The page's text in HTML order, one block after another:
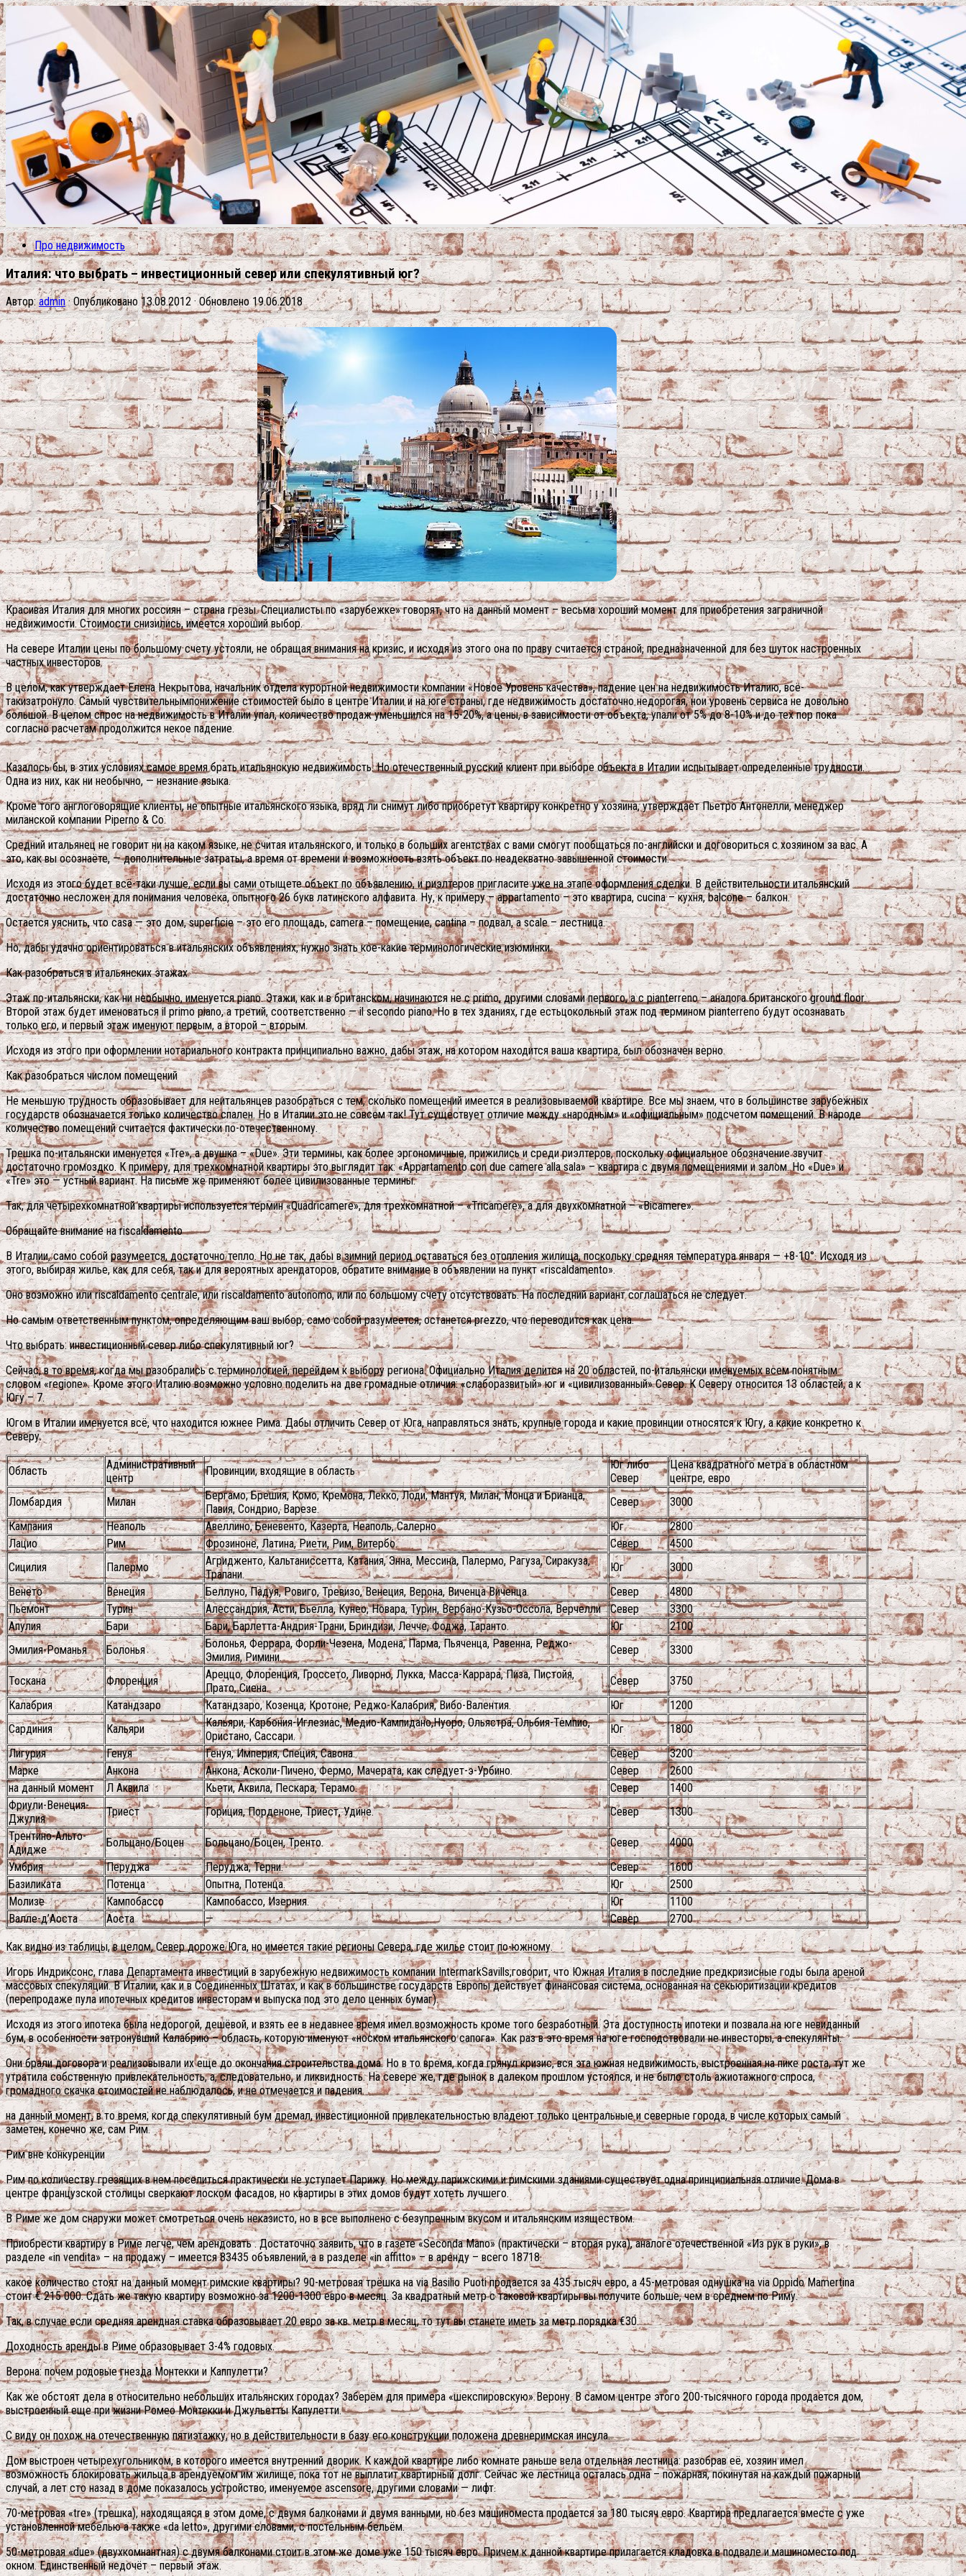
Про недвижимость
Италия: что выбрать – инвестиционный север или спекулятивный юг?
Автор:admin · Опубликовано13.08.2012· Обновлено19.06.2018
Красивая Италия для многих россиян – страна грезы. Специалисты по «зарубежке» говорят, что на данный момент – весьма хороший момент для приобретения заграничной
недвижимости. Стоимости снизились, имеется хороший выбор.
На севере Италии цены по большому счету устояли, не обращая внимания на кризис, и исходя из этого она по праву считается страной, предназначенной для без шуток настроенных
частных инвесторов.
В целом, как утверждает Елена Некрытова, начальник отдела курортной недвижимости компании «Новое Уровень качества», падение цен на недвижимость Италию, всё-
такизатронуло. Самый чувствительнымпонижение стоимостей было в центре Италии и на юге страны, где недвижимость достаточно недорогая, нои уровень сервиса не довольно
большой. В целом спрос на недвижимость в Италии упал, количество продаж уменьшился на 15-20%, а цены, в зависимости от объекта, упали от 5% до 8-10% и до тех пор пока
согласно расчетам продолжится некое падение.
Казалось бы, в этих условиях самое время брать итальянскую недвижимость. Но отечественный русский клиент при выборе объекта в Италии испытывает определенные трудности.
Одна из них, как ни необычно, — незнание языка.
Кроме того англоговорящие клиенты, не опытные итальянского языка, вряд ли снимут либо приобретут квартиру конкретно у хозяина, утверждает Пьетро Антонелли, менеджер
миланской компании Piperno & Co.
Средний итальянец не говорит ни на каком языке, не считая итальянского, и только в больших агентствах с вами смогут пообщаться по-английски и договориться с хозяином за вас. А
это, как вы осознаёте, — дополнительные затраты, а время от времени и возможность взять объект по неадекватно завышенной стоимости.
Исходя из этого будет всё-таки лучше, если вы сами отыщете объект по объявлению, и риэлтеров пригласите уже на этапе оформления сделки. В действительности итальянский
достаточно несложен для понимания человека, опытного 26 букв латинского алфавита. Ну, к примеру – appartamento – это квартира, cucina – кухня, balcone – балкон.
Остается уяснить, что casa — это дом, superficie – это его площадь, camera – помещение, cantina – подвал, а scale – лестница.
Но, дабы удачно ориентироваться в итальянских объявлениях, нужно знать кое-какие терминологические изюминки.
Как разобраться в итальянских этажах
Этаж по-итальянски, как ни необычно, именуется piano. Этажи, как и в британском, начинаются не с primo, другими словами первого, а с pianterreno – аналога британского ground floor.
Второй этаж будет именоваться il primo piano, а третий, соответственно — il secondo piano. Но в тех зданиях, где естьцокольный этаж под термином pianterreno будут осознавать
только его, и первый этаж именуют первым, а второй – вторым.
Исходя из этого при оформлении нотариального контракта принципиально важно, дабы этаж, на котором находится ваша квартира, был обозначен верно.
Как разобраться числом помещений
Не меньшую трудность образовывает для неитальянцев разобраться с тем, сколько помещений имеется в реализовываемой квартире. Все мы знаем, что в большинстве зарубежных
государств обозначается только количество спален. Но в Италии это не совсем так! Тут существует отличие между «народным» и «официальным» подсчетом помещений. В народе
количество помещений считается фактически по-отечественному.
Трешка по-итальянски именуется «Tre», а двушка – «Due». Эти термины, как более эргономичные, прижились и среди риэлтеров, поскольку официальное обозначение звучит
достаточно громоздко. К примеру, для трехкомнатной квартиры это выглядит так: «Appartamento con due camere alla sala» – квартира с двумя помещениями и залом. Но «Due» и
«Tre» это — устный вариант. На письме же применяют более цивилизованные термины.
Так, для четырехкомнатной квартиры используется термин «Quadricamere», для трехкомнатной – «Tricamere», а для двухкомнатной – «Bicamere».
Обращайте внимание на riscaldamento
В Италии, само собой разумеется, достаточно тепло. Но не так, дабы в зимний период оставаться без отопления жилища, поскольку средняя температура января — +8-10°. Исходя из
этого, выбирая жилье, как для себя, так и для вероятных арендаторов, обратите внимание в объявлении на пункт «riscaldamento».
Оно возможно или riscaldamento centrale, или riscaldamento autonomo, или по большому счету отсутствовать. На последний вариант соглашаться не следует.
Но самым ответственным пунктом, определяющим ваш выбор, само собой разумеется, останется prezzo, что переводится как цена.
Что выбрать: инвестиционный север либо спекулятивный юг?
Сейчас, в то время, когда мы разобрались с терминологией, перейдем к выбору региона. Официально Италия делится на 20 областей, по-итальянски именуемых всем понятным
словом «regione». Кроме этого Италию возможно условно поделить на две громадные отличия: «слаборазвитый» юг и «цивилизованный» Север. К Северу относится 13 областей, а к
Югу – 7.
Югом в Италии именуется всё, что находится южнее Рима. Дабы отличить Север от Юга, направляться знать, крупные города и какие провинции относятся к Югу, а какие конкретно к
Северу.
Область
Административный
центр
Провинции, входящие в область
Юг либо
Север
Цена квадратного метра в областном
центре, евро
Ломбардия
Милан
Бергамо, Брешия, Комо, Кремона, Лекко, Лоди, Мантуя, Милан, Монца и Брианца,
Павия, Сондрио, Варезе.
Север
3000
Кампания
Неаполь Авеллино, Беневенто, Казерта, Неаполь, Салерно Юг
2800
Лацио
Рим Фрозиноне, Латина, Риети, Рим, Витербо. Север
4500
Сицилия
Палермо
Агридженто, Кальтаниссетта, Катания, Энна, Мессина, Палермо, Рагуза, Сиракуза,
Трапани.
Юг
3000
Венето
Венеция Беллуно, Падуя, Ровиго, Тревизо, Венеция, Верона, Виченца Виченца. Север
4800
Пьемонт
Турин Алессандрия, Асти, Бьелла, Кунео, Новара, Турин, Вербано-Кузьо-Оссола, Верчелли Север
3300
Апулия
Бари Бари, Барлетта-Андрия-Трани, Бриндизи, Лечче, Фоджа, Таранто. Юг
2100
Эмилия-Романья
Болонья
Болонья, Феррара, Форли-Чезена, Модена, Парма, Пьяченца, Равенна, Реджо-
Эмилия, Римини.
Север 3300
Тоскана Флоренция
Ареццо, Флоренция, Гроссето, Ливорно, Лукка, Масса-Каррара, Пиза, Пистойя,
Прато, Сиена.
Север
3750
Калабрия
Катандзаро Катандзаро, Козенца, Кротоне, Реджо-Калабрия, Вибо-Валентия. Юг
1200
Сардиния
Кальяри
Кальяри, Карбония-Иглезиас, Медио-Кампидано,Нуоро, Ольястра, Ольбия-Темпио,
Ористано, Сассари.
Юг
1800
Лигурия
Генуя Генуя, Империя, Специя, Савона. Север
3200
Марке
Анкона Анкона, Асколи-Пичено, Фермо, Мачерата, как следует-э-Урбино. Север
2600
на данный момент
Л Аквила Кьети, Аквила, Пескара, Терамо. Север
1400
Фриули-Венеция-
Джулия
Триест Гориция, Порденоне, Триест, Удине. Север
1300
Трентино-Альто-
Адидже
Больцано/Боцен Больцано/Боцен, Тренто. Север
4000
Умбрия
Перуджа Перуджа, Терни. Север
1600
Базиликата
Потенца Опытна, Потенца. Юг
2500
Молизе
Кампобассо Кампобассо, Изерния. Юг
1100
Валле-д’Аоста
Аоста — Север 2700
Как видно из таблицы, в целом, Север дороже Юга, но имеется такие регионы Севера, где жилье стоит по-южному.
Игорь Индриксонс, глава Департамента инвестиций в зарубежную недвижимость компании IntermarkSavills,говорит, что Южная Италия в последние предкризисные годы была ареной
массовых спекуляций. В Италии, как и в Соединенных Штатах, и как в большинстве государств Европы действует финансовая система, основанная на секьюритизации кредитов
(перепродаже пула ипотечных кредитов инвесторам и выпуска под это дело ценных бумаг).
Исходя из этого ипотека была недорогой, дешёвой, и взять ее в недавнее время имел возможность кроме того безработный. Эта доступность ипотеки и позвала на юге невиданный
бум, в особенности затронувший Калабрию – область, которую именуют «носком итальянского сапога». Как раз в это время на юге господствовали не инвесторы, а спекулянты.
Они брали договора и реализовывали их еще до окончания строительства дома. Но в то время, когда грянул кризис, вся эта южная недвижимость, выстроенная на пике роста, тут же
утратила собственную привлекательность, а, следовательно, и ликвидность. На севере же, где рынок в далеком прошлом устоялся, и не было столь ажиотажного спроса,
громадного скачка стоимостей не наблюдалось, и не отмечается и падения.
на данный момент, в то время, когда спекулятивный бум дремал, инвестиционной привлекательностью владеют только центральные и северные города, в числе которых самый
заметен, конечно же, сам Рим.
Рим вне конкуренции
Рим по количеству грезящих в нем поселиться практически не уступает Парижу. Но между парижскими и римскими зданиями существует одна принципиальная отличие. Дома в
центре французской столицы сверкают лоском фасадов, но квартиры в этих домов будут хотеть лучшего.
В Риме же дом снаружи может смотреться очень неказисто, но в все выполнено с безупречным вкусом и итальянским изяществом.
Приобрести квартиру в Риме легче, чем арендовать . Достаточно заявить, что в газете «Seconda Mano» (практически – вторая рука), аналоге отечественной «Из рук в руки», в
разделе «in vendita» – на продажу – имеется 83435 объявлений, а в разделе «in affitto» – в аренду – всего 18718.
какое количество стоят на данный момент римские квартиры? 90-метровая трёшка на via Basilio Puoti продается за 435 тысяч евро, а 45-метровая однушка на via Oppido Mamertina
стоит € 215 000. Сдать же такую квартиру возможно за 1200-1300 евро в месяц. За квадратный метр с таковой квартиры вы получите больше, чем в среднем по Риму.
Так, в случае если средняя арендная ставка образовывает 20 евро за кв. метр в месяц, то тут вы станете иметь за метр порядка €30.
Доходность аренды в Риме образовывает 3-4% годовых.
Верона: почем родовые гнезда Монтекки и Каппулетти?
Как же обстоят дела в относительно небольших итальянских городах? Заберём для примера «шекспировскую» Верону. В самом центре этого 200-тысячного города продается дом,
выстроенный еще при жизни Ромео Монтекки и Джульетты Капулетти.
С виду он похож на отечественную пятиэтажку, но в действительности в базу его конструкции положена древнеримская инсула.
Дом выстроен четырехугольником, в которого имеется внутренний дворик. К каждой квартире либо комнате раньше вела отдельная лестница: разобрав её, хозяин имел
возможность блокировать жильца в арендуемом им жилище, пока тот не выплатит квартирный долг. Сейчас же лестница осталась одна – пожарная, покинутая на каждый пожарный
случай, а лет сто назад в доме показалось устройство, именуемое ascensore, другими словами — лифт.
70-метровая «tre» (трешка), находящаяся в этом доме, с двумя балконами и двумя ванными, но без машиноместа продается за 180 тысяч евро. Квартира предлагается вместе с уже
установленной мебелью а также «da letto», другими словами, с постельным бельём.
50-метровая «due» (двухкомнантная) с двумя балконами стoит в этом же доме уже 150 тысяч евро. Причем к данной квартире прилагается кладовка в подвале и машиноместо под
окном. Единственный недочёт – первый этаж.